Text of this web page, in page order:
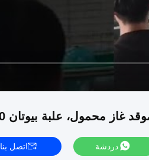
دردشة اتصل بنا